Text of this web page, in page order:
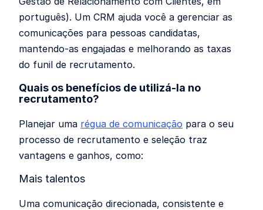
português). Um CRM ajuda você a gerenciar as
comunicações para pessoas candidatas,
mantendo-as engajadas e melhorando as taxas
do funil de recrutamento.
Quais os benefícios de utilizá-la no
recrutamento?
Planejar uma régua de comunicação para o seu
processo de recrutamento e seleção traz
vantagens e ganhos, como:
Mais talentos
Uma comunicação direcionada, consistente e